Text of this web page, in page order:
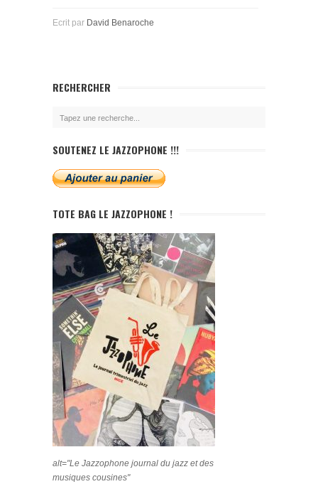
Ecrit par David Benaroche
RECHERCHER
SOUTENEZ LE JAZZOPHONE !!!
TOTE BAG LE JAZZOPHONE !
alt="Le Jazzophone journal du jazz et des
musiques cousines"